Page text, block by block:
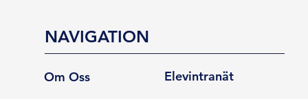
NAVIGATION
Om Oss Elevintranät